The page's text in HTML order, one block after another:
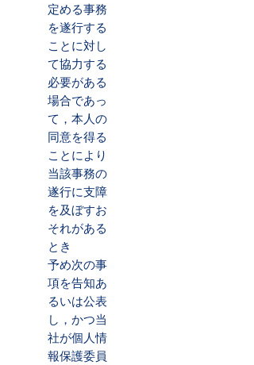
定める事務
を遂行する
ことに対し
て協力する
必要がある
場合であっ
て，本人の
同意を得る
ことにより
当該事務の
遂行に支障
を及ぼすお
それがある
とき
予め次の事
項を告知あ
るいは公表
し，かつ当
社が個人情
報保護委員